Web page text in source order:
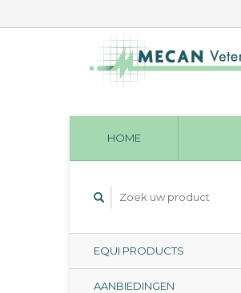
HOME
EQUI PRODUCTS
AANBIEDINGEN